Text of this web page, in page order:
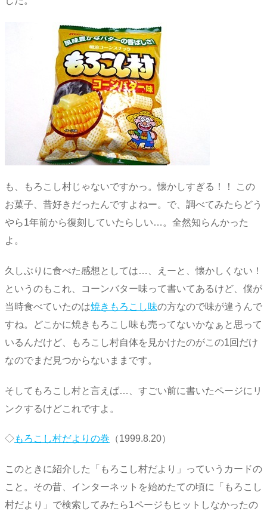
も、もろこし村じゃないですかっ。懐かしすぎる！！ この
お菓子、昔好きだったんですよねー。で、調べてみたらどう
やら1年前から復刻していたらしい…。全然知らんかった
よ。
久しぶりに食べた感想としては…、えーと、懐かしくない！
というのもこれ、コーンバター味って書いてあるけど、僕が
当時食べていたのは焼きもろこし味の方なので味が違うんで
すね。どこかに焼きもろこし味も売ってないかなぁと思って
いるんだけど、もろこし村自体を見かけたのがこの1回だけ
なのでまだ見つからないままです。
そしてもろこし村と言えば…、すごい前に書いたページにリ
ンクするけどこれですよ。
◇もろこし村だよりの巻 （1999.8.20）
このときに紹介した「もろこし村だより」っていうカードの
こと。その昔、インターネットを始めたての頃に「もろこし
村だより」で検索してみたら1ページもヒットしなかったの